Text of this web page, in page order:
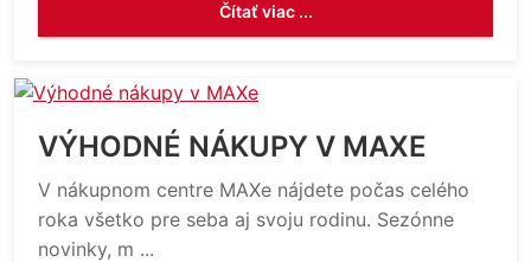
Čítať viac ...
VÝHODNÉ NÁKUPY V MAXE
V nákupnom centre MAXe nájdete počas celého
roka všetko pre seba aj svoju rodinu. Sezónne
novinky, m ...